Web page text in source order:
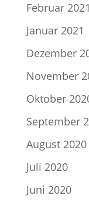
Februar 2021
Januar 2021
Dezember
November
Oktober
September
August 2020
Juli 2020
Juni 2020